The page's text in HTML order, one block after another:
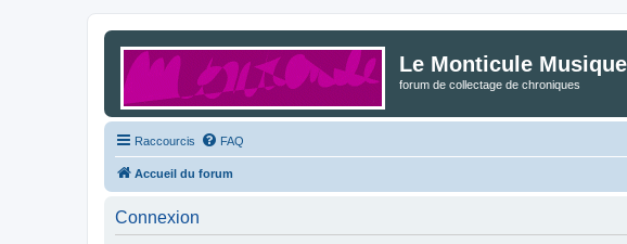
Le Monticule Musique
forum de collectage de chroniques
Raccourcis FAQ
Accueil du forum
Connexion